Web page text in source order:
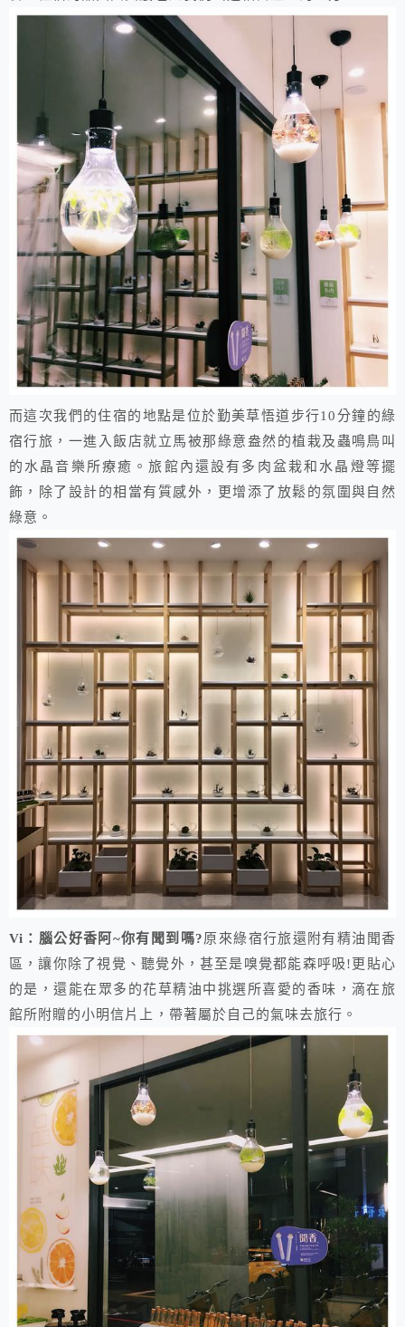
而這次我們的住宿的地點是位於勤美草悟道步行10分鐘的綠
宿行旅，一進入飯店就立馬被那綠意盎然的植栽及蟲鳴鳥叫
的水晶音樂所療癒。旅館內還設有多肉盆栽和水晶燈等擺
飾，除了設計的相當有質感外，更增添了放鬆的氛圍與自然
綠意。
​​Vi：腦公好香阿~你有聞到嗎?原來綠宿行旅還附有精油聞香
區，讓你除了視覺、聽覺外，甚至是嗅覺都能森呼吸!更貼心
的是，還能在眾多的花草精油中挑選所喜愛的香味，滴在旅
館所附贈的小明信片上，帶著屬於自己的氣味去旅行。